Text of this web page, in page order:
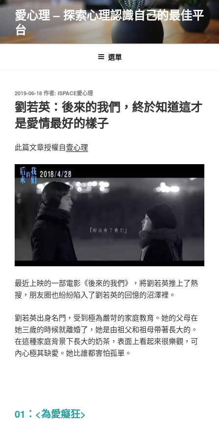
跳
要
愛心理 – 探索心理認識自己的最佳平
台
選單
發
佈
於
2019-06-18 作者: ISPACE愛心理
劉若英：後來的我們，終於知道這才
是愛情最好的樣子
此篇文章授權自壹心理
最近上映的一部電影《後來的我們》，將劉若英推上了熱
搜，朋友圈也紛紛陷入了劉若英的回憶的沼澤裡。
劉若英出身名門，受到極為嚴苛的家庭教育。她的父母在
她三歲的時候就離婚了，她是由祖父和祖母帶著長大的。
在這種家庭背景下長大的奶茶，表面上看起來很樂觀，可
內心極其缺愛。她比誰都害怕孤單。
01：<為愛癡狂>